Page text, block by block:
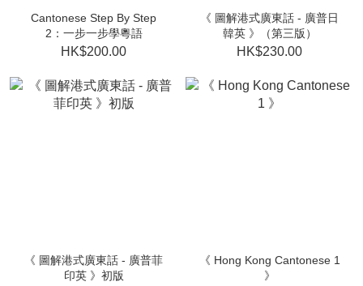
Cantonese Step By Step
2：一步一步學粵語
HK$200.00
《 圖解港式廣東話 - 廣普日
韓英 》（第三版）
HK$230.00
《 圖解港式廣東話 - 廣普菲
印英 》初版
《 Hong Kong Cantonese 1
》